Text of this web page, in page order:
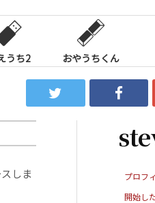
うち2 おやうちくん
プロフ
開始し
しま